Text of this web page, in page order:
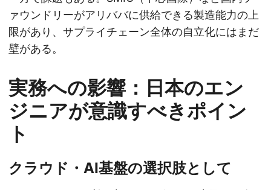
ァウンドリーがアリババに供給できる製造能力の上
限があり、サプライチェーン全体の自立化にはまだ
壁がある。
実務への影響：日本のエン
ジニアが意識すべきポイン
ト
クラウド・AI基盤の選択肢として